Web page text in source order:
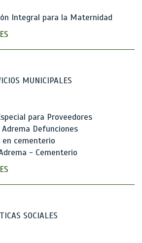
Integral para la Maternidad
MUNICIPALES
para Proveedores
Defunciones
cementerio
- Cementerio
SOCIALES